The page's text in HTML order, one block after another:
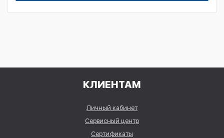
КЛИЕНТАМ
Личный кабинет
Сервисный центр
Сертификаты